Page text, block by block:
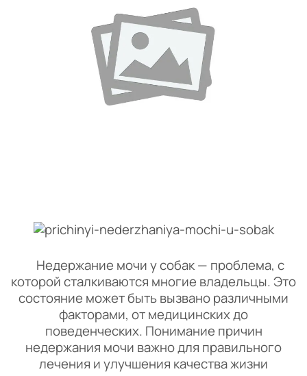
Недержание мочи у собак — проблема, с
которой сталкиваются многие владельцы. Это
состояние может быть вызвано различными
факторами, от медицинских до
поведенческих. Понимание причин
недержания мочи важно для правильного
лечения и улучшения качества жизни